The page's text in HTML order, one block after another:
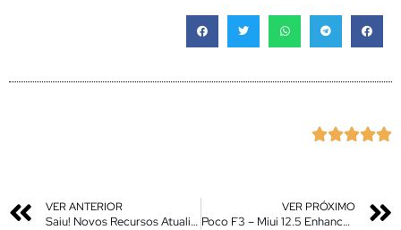

VER ANTERIOR
Saiu! Novos Recursos Atualizados para o seu Xiaomi Global
VER PRÓXIMO
Poco F3 – Miui 12.5 Enhanced Android 12 – Nova Tradução compatível com Android 12